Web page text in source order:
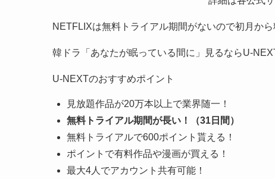
NETFLIXは無料トライアル期間がないので初月から
韓ドラ「あなたが眠っている間に」見るならU-
U-NEXTのおすすめポイント
見放題作品が20万本以上で業界随一！
無料トライアル期間が長い！（31日間）
無料トライアルで600ポイント貰える！
ポイントで有料作品や漫画が買える！
最大4人でアカウント共有可能！